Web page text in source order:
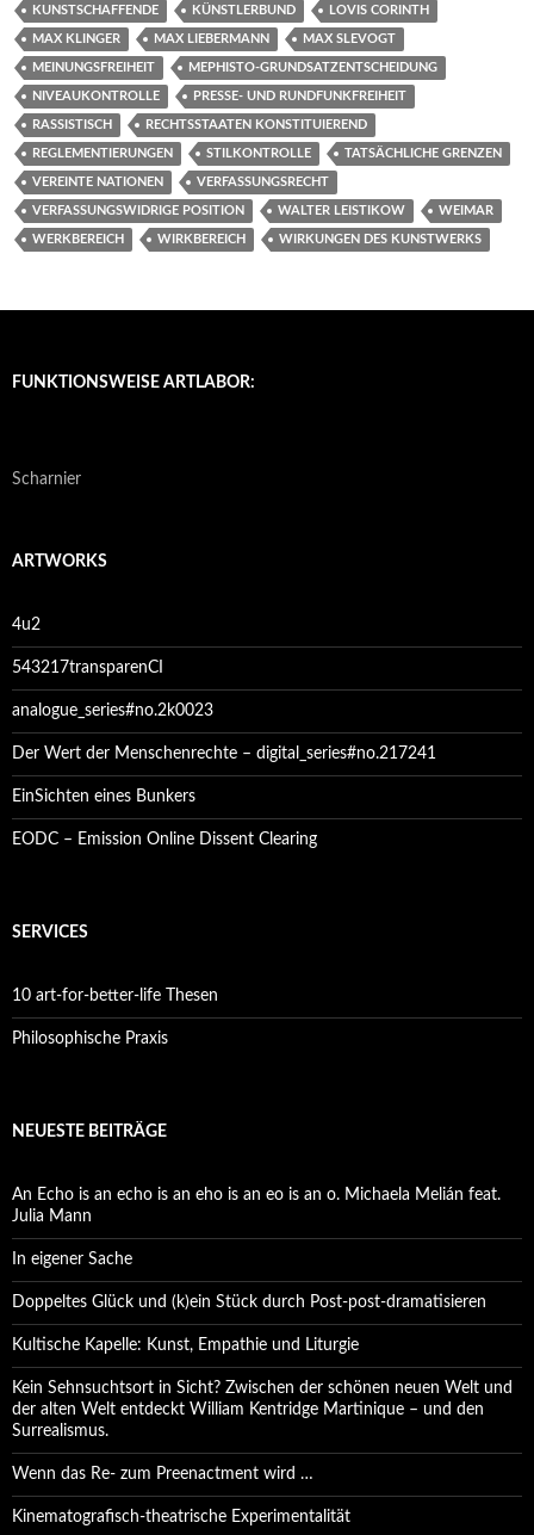
KUNSTSCHAFFENDE KÜNSTLERBUND LOVIS CORINTH
MAX KLINGER MAX LIEBERMANN MAX SLEVOGT
MEINUNGSFREIHEIT MEPHISTO-GRUNDSATZENTSCHEIDUNG
NIVEAUKONTROLLE PRESSE- UND RUNDFUNKFREIHEIT
RASSISTISCH RECHTSSTAATEN KONSTITUIEREND
REGLEMENTIERUNGEN STILKONTROLLE TATSÄCHLICHE GRENZEN
VEREINTE NATIONEN VERFASSUNGSRECHT
VERFASSUNGSWIDRIGE POSITION WALTER LEISTIKOW WEIMAR
WERKBEREICH WIRKBEREICH WIRKUNGEN DES KUNSTWERKS
FUNKTIONSWEISE ARTLABOR:
Scharnier
ARTWORKS
4u2
543217transparenCI
analogue_series#no.2k0023
Der Wert der Menschenrechte – digital_series#no.217241
EinSichten eines Bunkers
EODC – Emission Online Dissent Clearing
SERVICES
10 art-for-better-life Thesen
Philosophische Praxis
NEUESTE BEITRÄGE
An Echo is an echo is an eho is an eo is an o. Michaela Melián feat.
Julia Mann
In eigener Sache
Doppeltes Glück und (k)ein Stück durch Post-post-dramatisieren
Kultische Kapelle: Kunst, Empathie und Liturgie
Kein Sehnsuchtsort in Sicht? Zwischen der schönen neuen Welt und
der alten Welt entdeckt William Kentridge Martinique – und den
Surrealismus.
Wenn das Re- zum Preenactment wird …
Kinematografisch-theatrische Experimentalität